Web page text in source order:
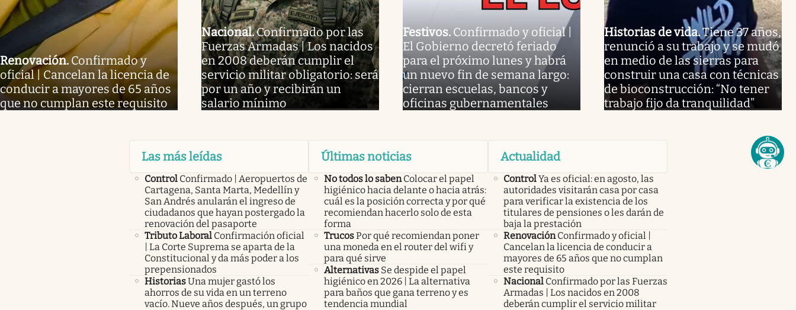
Renovación.Confirmado y
oficial | Cancelan la licencia de
conducir a mayores de 65 años
que no cumplan este requisito
Nacional.Confirmado por las
Fuerzas Armadas | Los nacidos
en 2008 deberán cumplir el
servicio militar obligatorio: será
por un año y recibirán un
salario mínimo
Festivos. Confirmado y oficial |
El Gobierno decretó feriado
para el próximo lunes y habrá
un nuevo fin de semana largo:
cierran escuelas, bancos y
oficinas gubernamentales
Historias de vida.Tiene 37 años,
renunció a su trabajo y se mudó
en medio de las sierras para
construir una casa con técnicas
de bioconstrucción: “No tener
trabajo fijo da tranquilidad”
Las más leídas
Control Confirmado | Aeropuertos de
Cartagena, Santa Marta, Medellín y
San Andrés anularán el ingreso de
ciudadanos que hayan postergado la
renovación del pasaporte
Tributo Laboral Confirmación oficial
| La Corte Suprema se aparta de la
Constitucional y da más poder a los
prepensionados
HistoriasUna mujer gastó los
ahorros de su vida en un terreno
vacío. Nueve años después, un grupo
Últimas noticias
No todos lo saben Colocar el papel
higiénico hacia delante o hacia atrás:
cuál es la posición correcta y por qué
recomiendan hacerlo solo de esta
forma
TrucosPor qué recomiendan poner
una moneda en el router del wifi y
para qué sirve
Alternativas Se despide el papel
higiénico en 2026 | La alternativa
para baños que gana terreno y es
tendencia mundial
Actualidad
ControlYa es oficial: en agosto, las
autoridades visitarán casa por casa
para verificar la existencia de los
titulares de pensiones o les darán de
baja la prestación
Renovación Confirmado y oficial |
Cancelan la licencia de conducir a
mayores de 65 años que no cumplan
este requisito
Nacional Confirmado por las Fuerzas
Armadas | Los nacidos en 2008
deberán cumplir el servicio militar